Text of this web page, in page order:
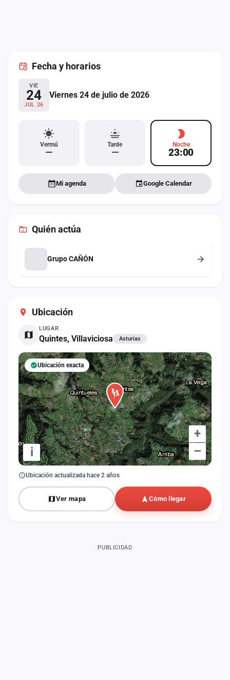
Ubicación
LUGAR
Quintes, Villaviciosa Asturias
+
–
i
Ubicación exacta
Ubicación actualizada hace 2 años
Ver mapa Cómo llegar
Fecha y horarios
VIE
24
JUL 26
Viernes 24 de julio de 2026
Vermú
—
Tarde
—
Noche
23:00
Mi agenda Google Calendar
Quién actúa
Grupo CAÑÓN
PUBLICIDAD
Administración
Contacto